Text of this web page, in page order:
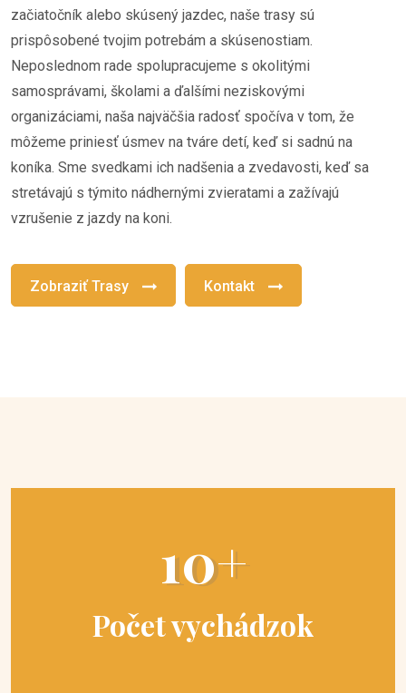
začiatočník alebo skúsený jazdec, naše trasy sú
prispôsobené tvojim potrebám a skúsenostiam.
Neposlednom rade spolupracujeme s okolitými
samosprávami, školami a ďalšími neziskovými
organizáciami, naša najväčšia radosť spočíva v tom, že
môžeme priniesť úsmev na tváre detí, keď si sadnú na
koníka. Sme svedkami ich nadšenia a zvedavosti, keď sa
stretávajú s týmito nádhernými zvieratami a zažívajú
vzrušenie z jazdy na koni.
Zobraziť Trasy Kontakt
10+
Počet vychádzok